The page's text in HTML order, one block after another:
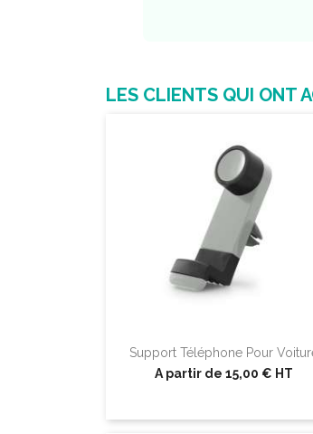
LES CLIENTS QUI ONT
Support Téléphone Pour
A partir de 15,00 € HT